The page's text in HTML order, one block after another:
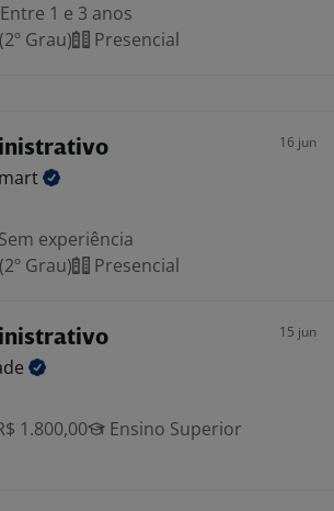
Entre 1 e 3 anos
Grau)
Presencial
16 jun
Sem experiência
Grau)
Presencial
15 jun
1.800,00
Ensino Superior